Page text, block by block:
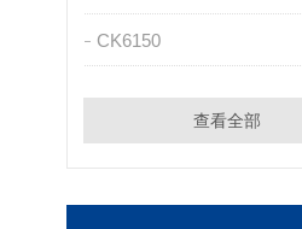
CK6150
查看全部